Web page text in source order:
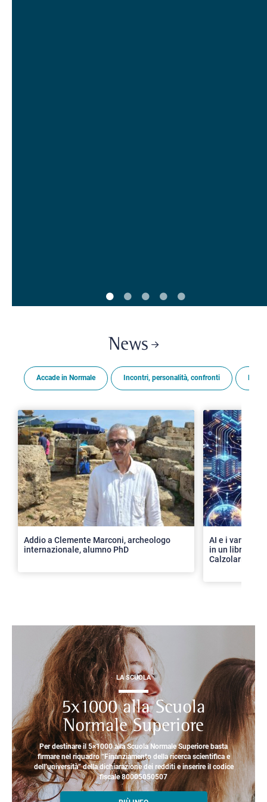
News
Accade in Normale Incontri, personalità, confronti
Addio a Clemente Marconi, archeologo
internazionale, alumno PhD
AI e i vantaggi
in un libro con
Calzolari
>
LA SCUOLA
5x1000 alla Scuola
Normale Superiore
Per destinare il 5×1000 alla Scuola Normale Superiore basta
firmare nel riquadro “Finanziamento della ricerca scientifica e
dell’università” della dichiarazione dei redditi e inserire il codice
fiscale 80005050507